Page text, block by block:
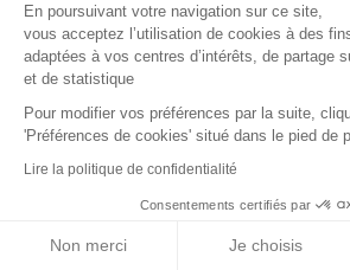
VOLKSWAGEN
Golf 1.5 eTSI EVO2 116 DSG7
22 677 km
31 990 €
En poursuivant votre navigation sur ce site,
vous acceptez l’utilisation de cookies à des
adaptées à vos centres d’intérêts, de partage
et de statistique
Pour modifier vos préférences par la suite,
'Préférences de cookies' situé dans le pied de
Lire la politique de confidentialité
Consentements certifiés par
Non merci Je choisis